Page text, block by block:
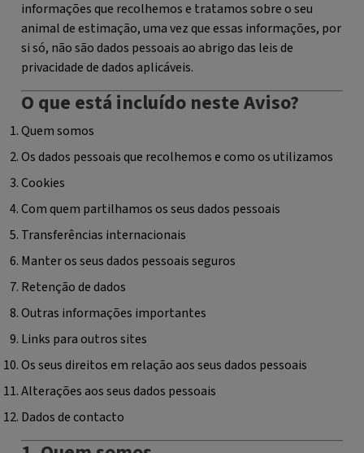
informações que recolhemos e tratamos sobre o seu
animal de estimação, uma vez que essas informações, por
si só, não são dados pessoais ao abrigo das leis de
privacidade de dados aplicáveis.
O que está incluído neste Aviso?
Quem somos
Os dados pessoais que recolhemos e como os utilizamos
Cookies
Com quem partilhamos os seus dados pessoais
Transferências internacionais
Manter os seus dados pessoais seguros
Retenção de dados
Outras informações importantes
Links para outros sites
Os seus direitos em relação aos seus dados pessoais
Alterações aos seus dados pessoais
Dados de contacto